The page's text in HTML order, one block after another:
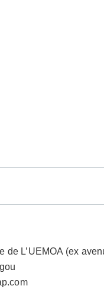
de L’UEMOA (ex